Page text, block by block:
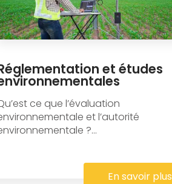
et études
ce que l’évaluation
et l’autorité
?...
En savoir plus